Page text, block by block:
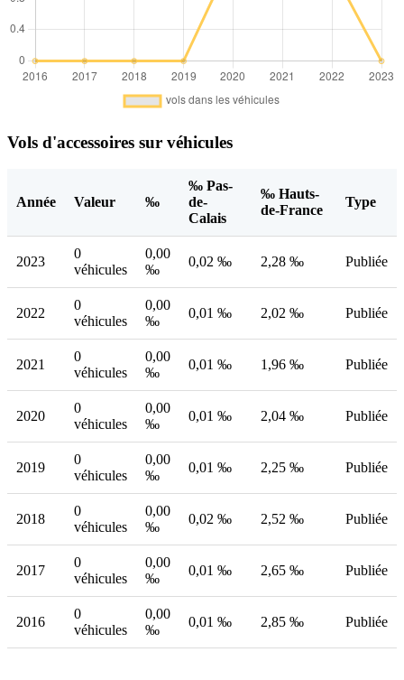
Vols d'accessoires sur véhicules
Année Valeur ‰
‰ Pas-
de-
Calais
‰ Hauts-
de-France
Type
2023
0
véhicules
0,00
‰
0,02 ‰ 2,28 ‰ Publiée
2022
0
véhicules
0,00
‰
0,01 ‰ 2,02 ‰ Publiée
2021
0
véhicules
0,00
‰
0,01 ‰ 1,96 ‰ Publiée
2020
0
véhicules
0,00
‰
0,01 ‰ 2,04 ‰ Publiée
2019
0
véhicules
0,00
‰
0,01 ‰ 2,25 ‰ Publiée
2018
0
véhicules
0,00
‰
0,02 ‰ 2,52 ‰ Publiée
2017
0
véhicules
0,00
‰
0,01 ‰ 2,65 ‰ Publiée
2016
0
véhicules
0,00
‰
0,01 ‰ 2,85 ‰ Publiée